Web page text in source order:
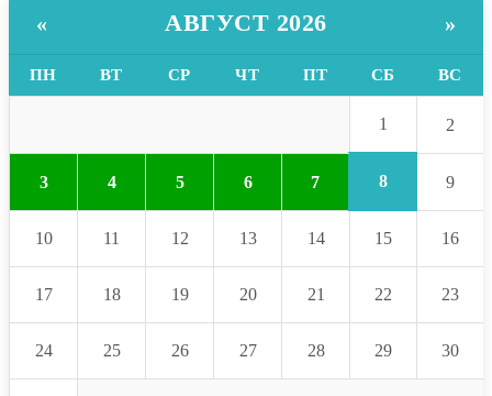
« АВГУСТ 2026 »
ПН ВТ СР ЧТ ПТ СБ ВС
1 2
3 4 5 6 7 8 9
10 11 12 13 14 15 16
17 18 19 20 21 22 23
24 25 26 27 28 29 30